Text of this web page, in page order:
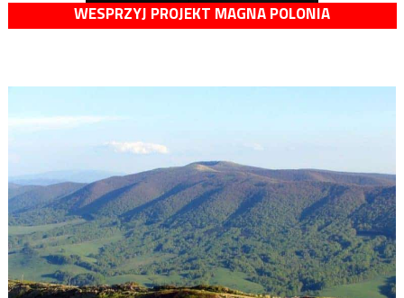
WESPRZYJ PROJEKT MAGNA POLONIA